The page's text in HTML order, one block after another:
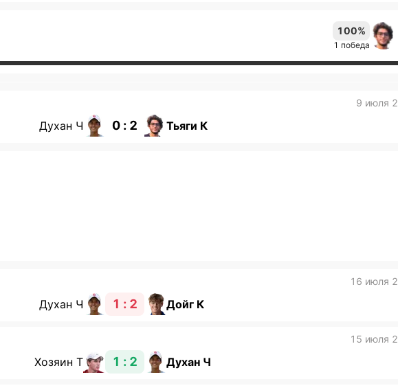
100%
1 победа
9 июля
Духан Ч 0 : 2 Тьяги К
16 июля
Духан Ч 1 : 2 Дойг К
15 июля
Хозяин Т 1 : 2 Духан Ч